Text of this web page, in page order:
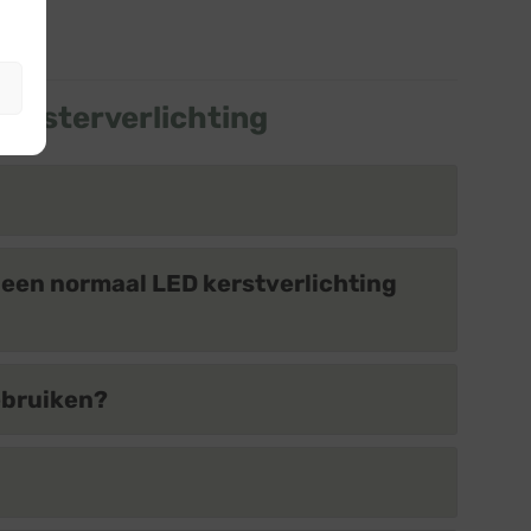
clusterverlichting
normaal LED kerstverlichting